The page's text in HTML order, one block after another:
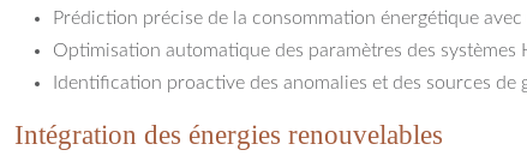
Prédiction précise de la consommation énergétique
Optimisation automatique des paramètres des
Identification proactive des anomalies et des sources
Intégration des énergies renouvelables